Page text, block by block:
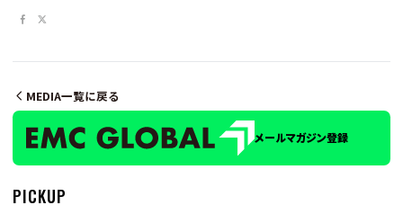
MEDIA一覧に戻る
メールマガジン登録
PICKUP